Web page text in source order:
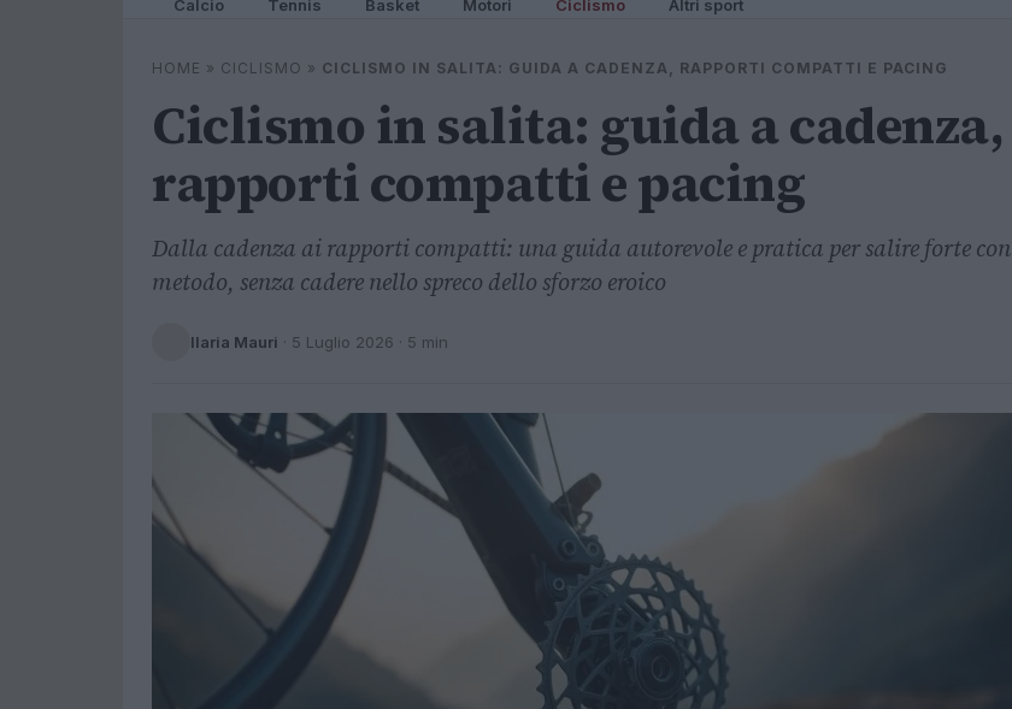
Calcio Tennis Basket Motori Ciclismo Altri sport
HOME » CICLISMO » CICLISMO IN SALITA: GUIDA A CADENZA, RAPPORTI COMPATTI E PACING
Ciclismo in salita: guida a cadenza,
rapporti compatti e pacing
Dalla cadenza ai rapporti compatti: una guida autorevole e pratica per salire forte con
metodo, senza cadere nello spreco dello sforzo eroico
Ilaria Mauri · 5 Luglio 2026 · 5 min